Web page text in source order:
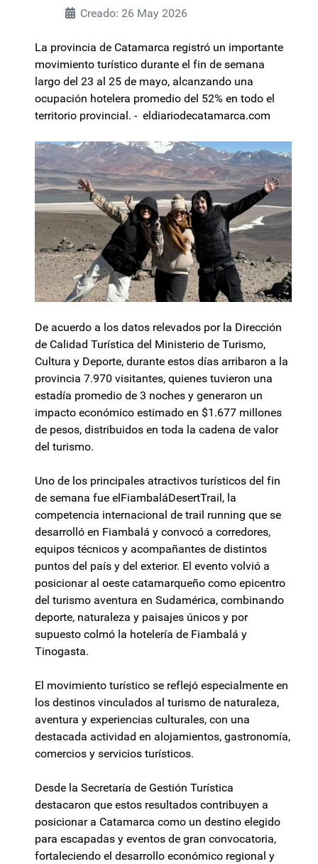
Creado: 26 May 2026
La provincia de Catamarca registró un importante
movimiento turístico durante el fin de semana
largo del 23 al 25 de mayo, alcanzando una
ocupación hotelera promedio del 52% en todo el
territorio provincial. - eldiariodecatamarca.com
De acuerdo a los datos relevados por la Dirección
de Calidad Turística del Ministerio de Turismo,
Cultura y Deporte, durante estos días arribaron a la
provincia 7.970 visitantes, quienes tuvieron una
estadía promedio de 3 noches y generaron un
impacto económico estimado en $1.677 millones
de pesos, distribuidos en toda la cadena de valor
del turismo.
Uno de los principales atractivos turísticos del fin
de semana fue elFiambaláDesertTrail, la
competencia internacional de trail running que se
desarrolló en Fiambalá y convocó a corredores,
equipos técnicos y acompañantes de distintos
puntos del país y del exterior. El evento volvió a
posicionar al oeste catamarqueño como epicentro
del turismo aventura en Sudamérica, combinando
deporte, naturaleza y paisajes únicos y por
supuesto colmó la hotelería de Fiambalá y
Tinogasta.
El movimiento turístico se reflejó especialmente en
los destinos vinculados al turismo de naturaleza,
aventura y experiencias culturales, con una
destacada actividad en alojamientos, gastronomía,
comercios y servicios turísticos.
Desde la Secretaría de Gestión Turística
destacaron que estos resultados contribuyen a
posicionar a Catamarca como un destino elegido
para escapadas y eventos de gran convocatoria,
fortaleciendo el desarrollo económico regional y